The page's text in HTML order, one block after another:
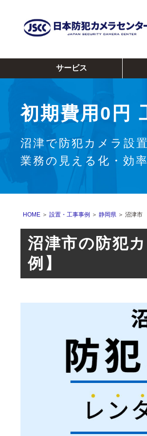
サービス
初期費用0円
沼津で防犯カメラ設
業務の見える化・効
HOME ＞ 設置・工事事例 ＞ 静岡県 ＞ 沼津市
沼津市の防犯
例】